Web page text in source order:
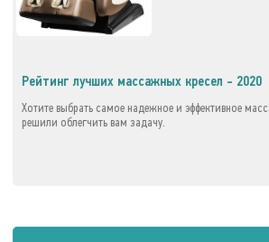
Рейтинг лучших массажных кресел - 2020
Хотите выбрать самое надежное и эффективное
решили облегчить вам задачу.